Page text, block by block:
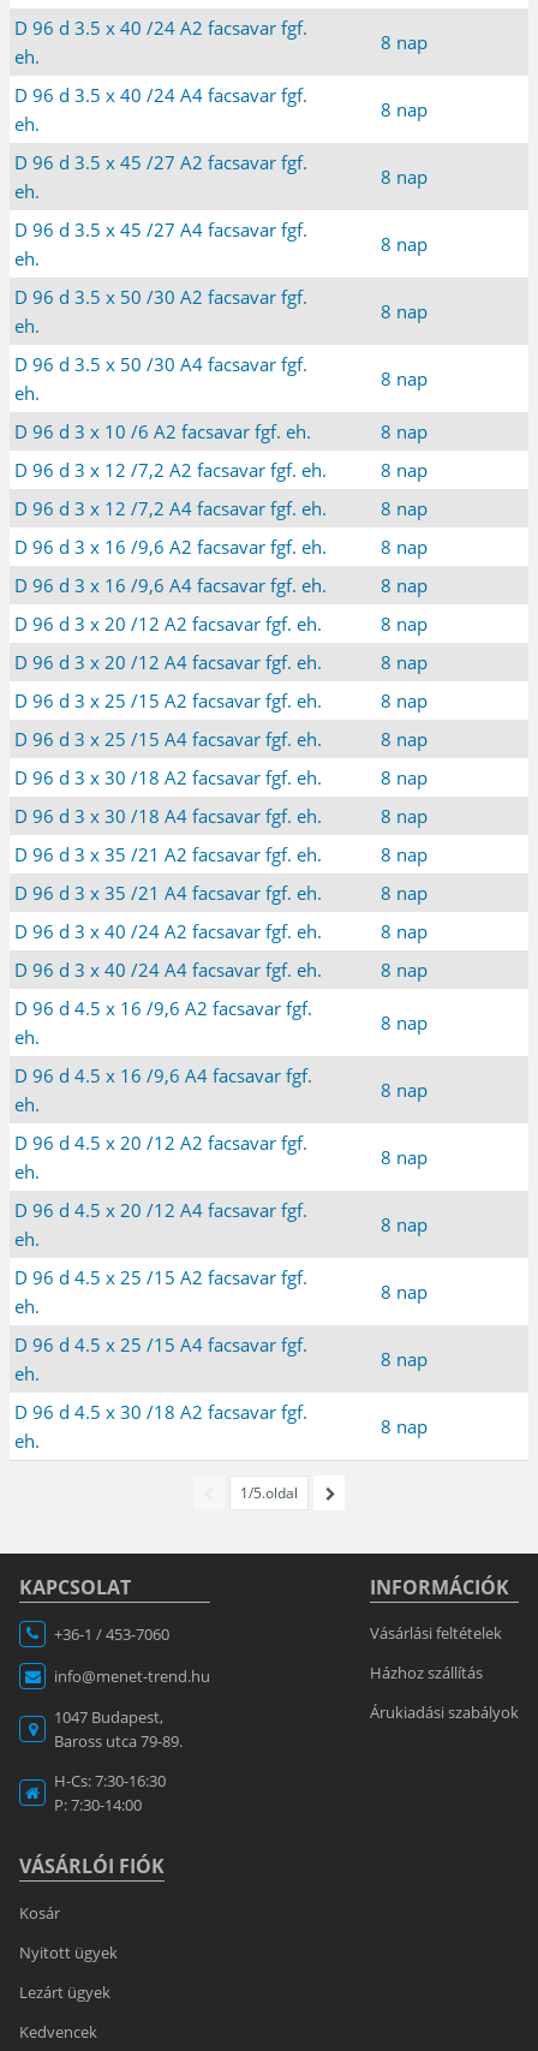
D 96 d 3.5 x 40 /24 A2 facsavar fgf.
eh.
8 nap
D 96 d 3.5 x 40 /24 A4 facsavar fgf.
eh.
8 nap
D 96 d 3.5 x 45 /27 A2 facsavar fgf.
eh.
8 nap
D 96 d 3.5 x 45 /27 A4 facsavar fgf.
eh.
8 nap
D 96 d 3.5 x 50 /30 A2 facsavar fgf.
eh.
8 nap
D 96 d 3.5 x 50 /30 A4 facsavar fgf.
eh.
8 nap
D 96 d 3 x 10 /6 A2 facsavar fgf. eh.
8 nap
D 96 d 3 x 12 /7,2 A2 facsavar fgf. eh.
8 nap
D 96 d 3 x 12 /7,2 A4 facsavar fgf. eh.
8 nap
D 96 d 3 x 16 /9,6 A2 facsavar fgf. eh.
8 nap
D 96 d 3 x 16 /9,6 A4 facsavar fgf. eh.
8 nap
D 96 d 3 x 20 /12 A2 facsavar fgf. eh.
8 nap
D 96 d 3 x 20 /12 A4 facsavar fgf. eh.
8 nap
D 96 d 3 x 25 /15 A2 facsavar fgf. eh.
8 nap
D 96 d 3 x 25 /15 A4 facsavar fgf. eh.
8 nap
D 96 d 3 x 30 /18 A2 facsavar fgf. eh.
8 nap
D 96 d 3 x 30 /18 A4 facsavar fgf. eh.
8 nap
D 96 d 3 x 35 /21 A2 facsavar fgf. eh.
8 nap
D 96 d 3 x 35 /21 A4 facsavar fgf. eh.
8 nap
D 96 d 3 x 40 /24 A2 facsavar fgf. eh.
8 nap
D 96 d 3 x 40 /24 A4 facsavar fgf. eh.
8 nap
D 96 d 4.5 x 16 /9,6 A2 facsavar fgf.
eh.
8 nap
D 96 d 4.5 x 16 /9,6 A4 facsavar fgf.
eh.
8 nap
D 96 d 4.5 x 20 /12 A2 facsavar fgf.
eh.
8 nap
D 96 d 4.5 x 20 /12 A4 facsavar fgf.
eh.
8 nap
D 96 d 4.5 x 25 /15 A2 facsavar fgf.
eh.
8 nap
D 96 d 4.5 x 25 /15 A4 facsavar fgf.
eh.
8 nap
D 96 d 4.5 x 30 /18 A2 facsavar fgf.
eh.
8 nap
1/5.oldal
KAPCSOLAT
+36-1 / 453-7060
info@menet-trend.hu
1047 Budapest,
Baross utca 79-89.
H-Cs: 7:30-16:30
P: 7:30-14:00
VÁSÁRLÓI FIÓK
Kosár
Nyitott ügyek
Lezárt ügyek
Kedvencek
INFORMÁCIÓK
Vásárlási feltételek
Házhoz szállítás
Árukiadási szabályok